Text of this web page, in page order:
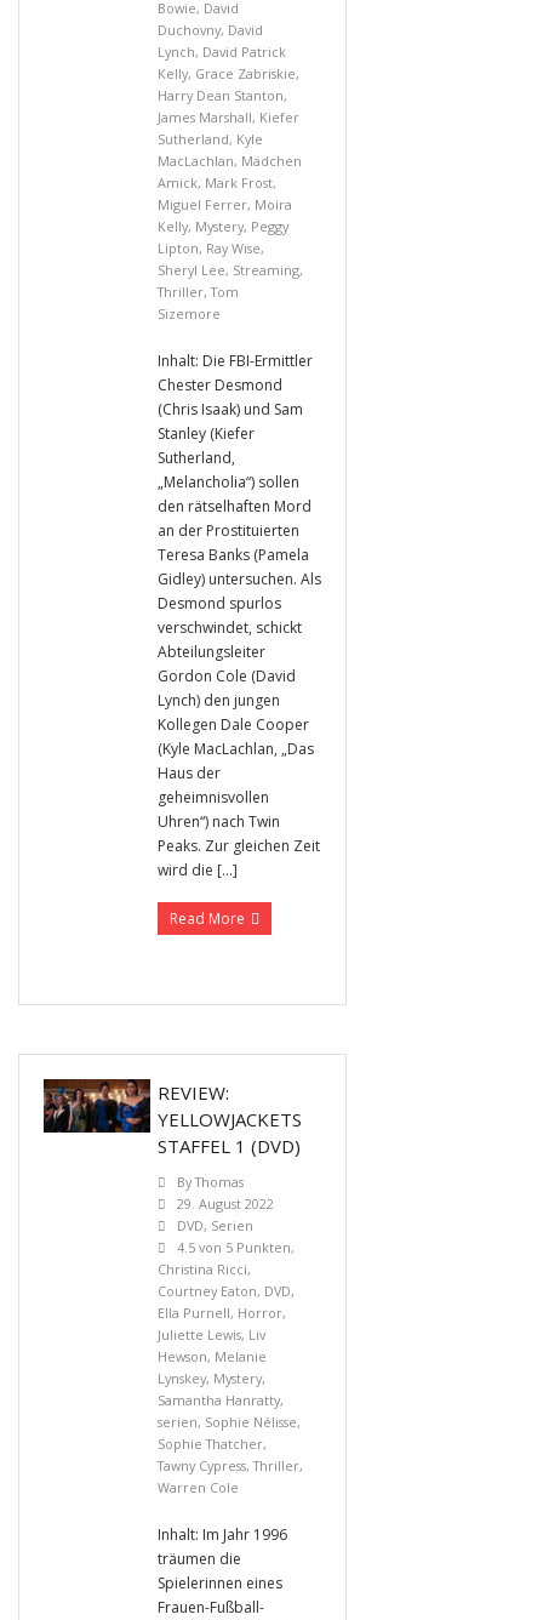
Bowie, David
Duchovny, David
Lynch, David Patrick
Kelly, Grace Zabriskie,
Harry Dean Stanton,
James Marshall, Kiefer
Sutherland, Kyle
MacLachlan, Mädchen
Amick, Mark Frost,
Miguel Ferrer, Moira
Kelly, Mystery, Peggy
Lipton, Ray Wise,
Sheryl Lee, Streaming,
Thriller,Tom
Sizemore
Inhalt: Die FBI-Ermittler
Chester Desmond
(Chris Isaak) und Sam
Stanley (Kiefer
Sutherland,
„Melancholia“) sollen
den rätselhaften Mord
an der Prostituierten
Teresa Banks (Pamela
Gidley) untersuchen. Als
Desmond spurlos
verschwindet, schickt
Abteilungsleiter
Gordon Cole (David
Lynch) den jungen
Kollegen Dale Cooper
(Kyle MacLachlan, „Das
Haus der
geheimnisvollen
Uhren“) nach Twin
Peaks. Zur gleichen Zeit
wird die […]
Read More
REVIEW:
YELLOWJACKETS
STAFFEL 1 (DVD)
ByThomas
29. August 2022
DVD, Serien
4.5 von 5 Punkten,
Christina Ricci,
Courtney Eaton, DVD,
Ella Purnell, Horror,
Juliette Lewis, Liv
Hewson, Melanie
Lynskey, Mystery,
Samantha Hanratty,
serien, Sophie Nélisse,
Sophie Thatcher,
Tawny Cypress,Thriller,
Warren Cole
Inhalt: Im Jahr 1996
träumen die
Spielerinnen eines
Frauen-Fußball-